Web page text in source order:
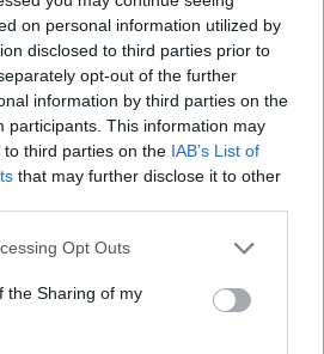
on personal information utilized by
disclosed to third parties prior to
opt-out of the further
information by third parties on the
participants. This information may
third parties on the IAB’s List of
that may further disclose it to other
app uses one or more Google
usage behaviour. You may click to
Google and its third-party tags to
specified purposes in below Google
Opt Outs
the Sharing of my
la sicurezza e
sito. Le prove raccolte
di fermate brevi nei
l’impatto sul territorio.
possesso confermano che
civile. Secondo le carte
una meta compatta che si